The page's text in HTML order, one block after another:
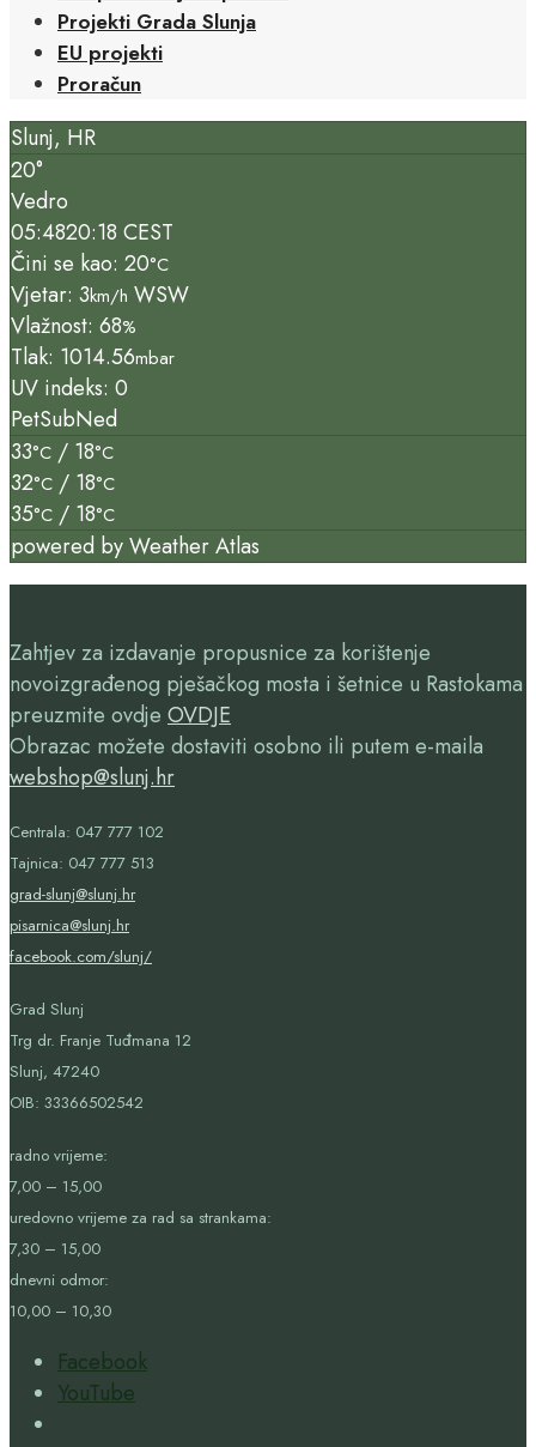
Projekti Grada Slunja
EU projekti
Proračun
Slunj, HR
20°
Vedro
05:4820:18 CEST
Čini se kao: 20°C
Vjetar: 3km/h WSW
Vlažnost: 68%
Tlak: 1014.56mbar
UV indeks: 0
PetSubNed
33°C / 18°C
32°C / 18°C
35°C / 18°C
powered byWeather Atlas
Zahtjev za izdavanje propusnice za korištenje
novoizgrađenog pješačkog mosta i šetnice u Rastokama
preuzmite ovdje OVDJE
Obrazac možete dostaviti osobno ili putem e-maila
webshop@slunj.hr
Centrala: 047 777 102
Tajnica: 047 777 513
grad-slunj@slunj.hr
pisarnica@slunj.hr
facebook.com/slunj/
Grad Slunj
Trg dr. Franje Tuđmana 12
Slunj, 47240
OIB: 33366502542
radno vrijeme:
7,00 – 15,00
uredovno vrijeme za rad sa strankama:
7,30 – 15,00
dnevni odmor:
10,00 – 10,30
Facebook
YouTube